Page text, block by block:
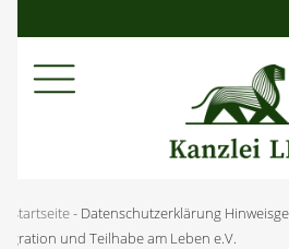
Startseite- Daten­schutz­er­klä­rung
gra­ti­on und Teil­ha­be am Leben e.V.